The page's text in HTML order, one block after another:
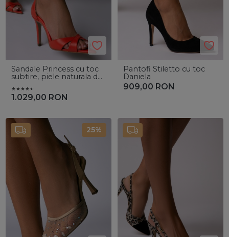
Sandale Princess cu toc
subtire, piele naturala de
1.029,00 RON
Pantofi Stiletto cu toc
Daniela
909,00 RON
25%